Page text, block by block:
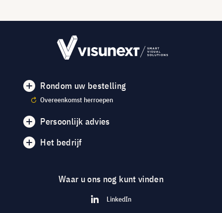
Rondom uw bestelling
Overeenkomst herroepen
Persoonlijk advies
Het bedrijf
Waar u ons nog kunt vinden
LinkedIn